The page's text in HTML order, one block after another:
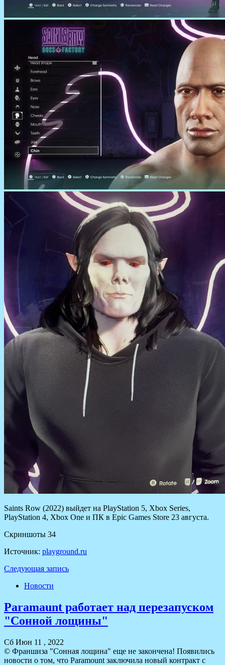
Saints Row (2022) выйдет на PlayStation 5, Xbox Series,
PlayStation 4, Xbox One и ПК в Epic Games Store 23 августа.
Скриншоты 34
Источник: playground.ru
Следующая запись
Новости
Paramaunt работает над перезапуском
"Сонной лощины"
Сб Июн 11 , 2022
© Франшиза "Сонная лощина" еще не закончена! Появились
новости о том, что Paramount заключила новый контракт с